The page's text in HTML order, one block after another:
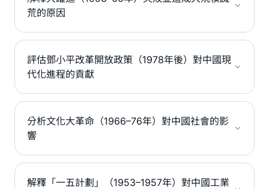
荒的原因
評估鄧小平改革開放政策（1978年後）對中國現
代化進程的貢獻
分析文化大革命（1966–76年）對中國社會的影
響
解釋「一五計劃」（1953–1957年）對中國工業